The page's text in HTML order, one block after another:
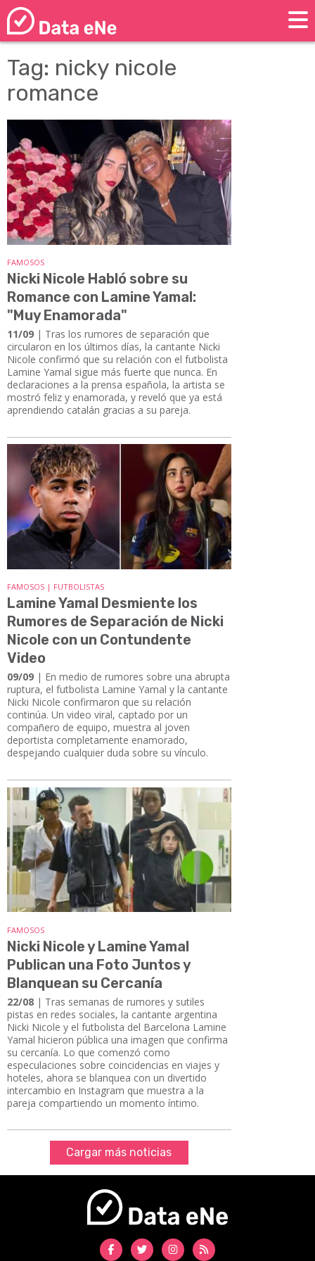
Tag: nicky nicole
romance
FAMOSOS
Nicki Nicole Habló sobre su
Romance con Lamine Yamal:
"Muy Enamorada"
11/09 | Tras los rumores de separación que
circularon en los últimos días, la cantante Nicki
Nicole confirmó que su relación con el futbolista
Lamine Yamal sigue más fuerte que nunca. En
declaraciones a la prensa española, la artista se
mostró feliz y enamorada, y reveló que ya está
aprendiendo catalán gracias a su pareja.
FAMOSOS | FUTBOLISTAS
Lamine Yamal Desmiente los
Rumores de Separación de Nicki
Nicole con un Contundente
Video
09/09 | En medio de rumores sobre una abrupta
ruptura, el futbolista Lamine Yamal y la cantante
Nicki Nicole confirmaron que su relación
continúa. Un video viral, captado por un
compañero de equipo, muestra al joven
deportista completamente enamorado,
despejando cualquier duda sobre su vínculo.
FAMOSOS
Nicki Nicole y Lamine Yamal
Publican una Foto Juntos y
Blanquean su Cercanía
22/08 | Tras semanas de rumores y sutiles
pistas en redes sociales, la cantante argentina
Nicki Nicole y el futbolista del Barcelona Lamine
Yamal hicieron pública una imagen que confirma
su cercanía. Lo que comenzó como
especulaciones sobre coincidencias en viajes y
hoteles, ahora se blanquea con un divertido
intercambio en Instagram que muestra a la
pareja compartiendo un momento íntimo.
Cargar más noticias